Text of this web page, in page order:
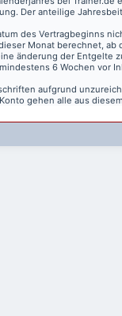
Der anteilige
des Vertragbeginns
Monat berechnet, ab
änderung der Entgelte
6 Wochen vor
aufgrund
gehen alle aus